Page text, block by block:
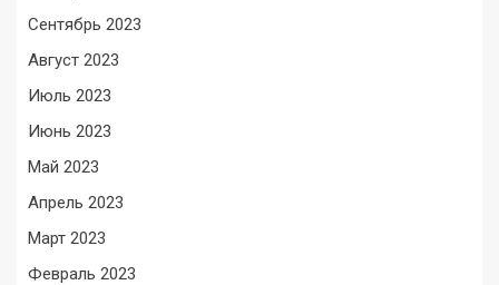
Сентябрь 2023
Август 2023
Июль 2023
Июнь 2023
Май 2023
Апрель 2023
Март 2023
Февраль 2023